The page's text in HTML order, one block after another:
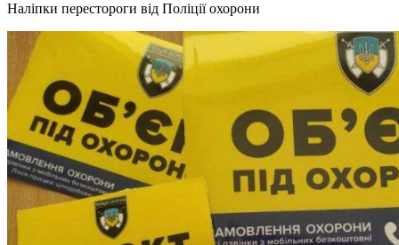
Наліпки перестороги від Поліції охорони